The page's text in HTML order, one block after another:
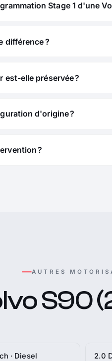
Stage 1 d'une
différence ?
est-elle préservée ?
d'origine ?
?
AUTRES
S90
· Diesel 2.0